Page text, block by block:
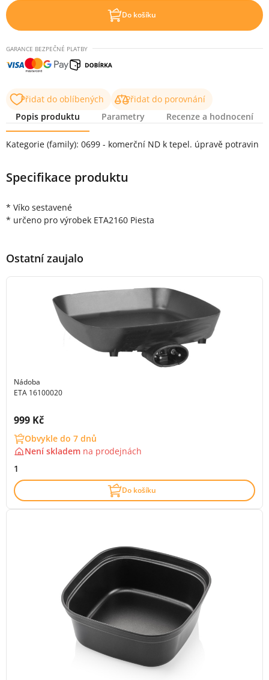
Do košíku
GARANCE BEZPEČNÉ PLATBY
Přidat do oblíbených
Přidat do porovnání
Popis produktu
Parametry Recenze a hodnocení
Popis produktu
Kategorie (family): 0699 - komerční ND k tepel. úpravě potravin
Specifikace produktu
* Víko sestavené
* určeno pro výrobek ETA2160 Piesta
Ostatní zaujalo
Nádoba
ETA 16100020
Cena s DPH:
999 Kč
Obvykle do 7 dnů
Není skladem na prodejnách
1
Do košíku